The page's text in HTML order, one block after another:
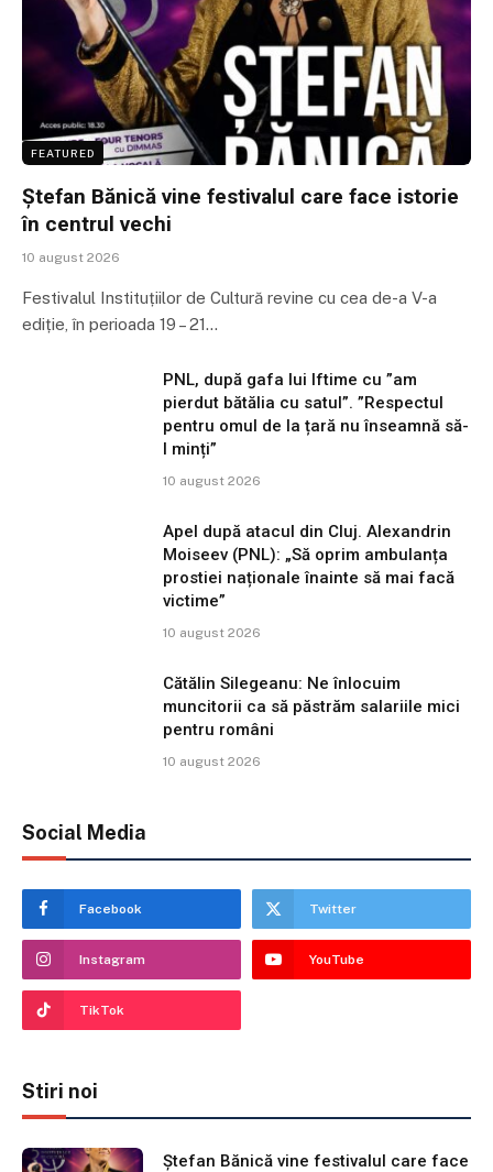
FEATURED
Ștefan Bănică vine festivalul care face istorie
în centrul vechi
10 august 2026
Festivalul Instituțiilor de Cultură revine cu cea de-a V-a
ediție, în perioada 19 – 21…
PNL, după gafa lui Iftime cu ”am
pierdut bătălia cu satul”. ”Respectul
pentru omul de la țară nu înseamnă să-
l minți”
10 august 2026
Apel după atacul din Cluj. Alexandrin
Moiseev (PNL): „Să oprim ambulanța
prostiei naționale înainte să mai facă
victime”
10 august 2026
Cătălin Silegeanu: Ne înlocuim
muncitorii ca să păstrăm salariile mici
pentru români
10 august 2026
Social Media
Facebook Twitter
Instagram YouTube
TikTok
Stiri noi
Ștefan Bănică vine festivalul care face